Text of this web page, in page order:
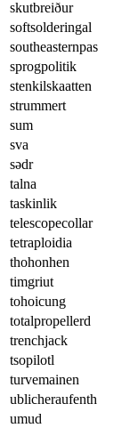
skutbreiður
softsolderingal
southeasternpas
sprogpolitik
stenkilskaatten
strummert
sum
sva
sədr
talna
taskinlik
telescopecollar
tetraploidia
thohonhen
timgriut
tohoicung
totalpropellerd
trenchjack
tsopilotl
turvemainen
ublicheraufenth
umud